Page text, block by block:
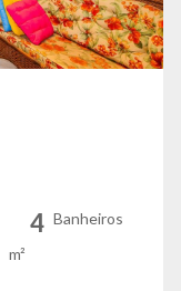
4 Banheiros
m²